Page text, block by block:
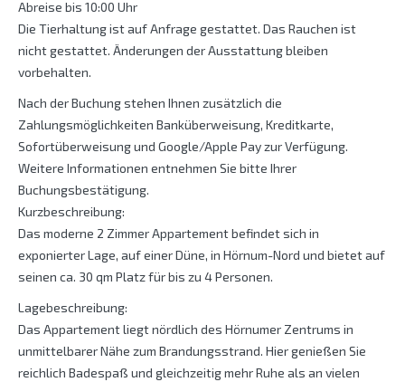
Abreise bis 10:00 Uhr
Die Tierhaltung ist auf Anfrage gestattet. Das Rauchen ist
nicht gestattet. Änderungen der Ausstattung bleiben
vorbehalten.
Nach der Buchung stehen Ihnen zusätzlich die
Zahlungsmöglichkeiten Banküberweisung, Kreditkarte,
Sofortüberweisung und Google/Apple Pay zur Verfügung.
Weitere Informationen entnehmen Sie bitte Ihrer
Buchungsbestätigung.
Kurzbeschreibung:
Das moderne 2 Zimmer Appartement befindet sich in
exponierter Lage, auf einer Düne, in Hörnum-Nord und bietet auf
seinen ca. 30 qm Platz für bis zu 4 Personen.
Lagebeschreibung:
Das Appartement liegt nördlich des Hörnumer Zentrums in
unmittelbarer Nähe zum Brandungsstrand. Hier genießen Sie
reichlich Badespaß und gleichzeitig mehr Ruhe als an vielen